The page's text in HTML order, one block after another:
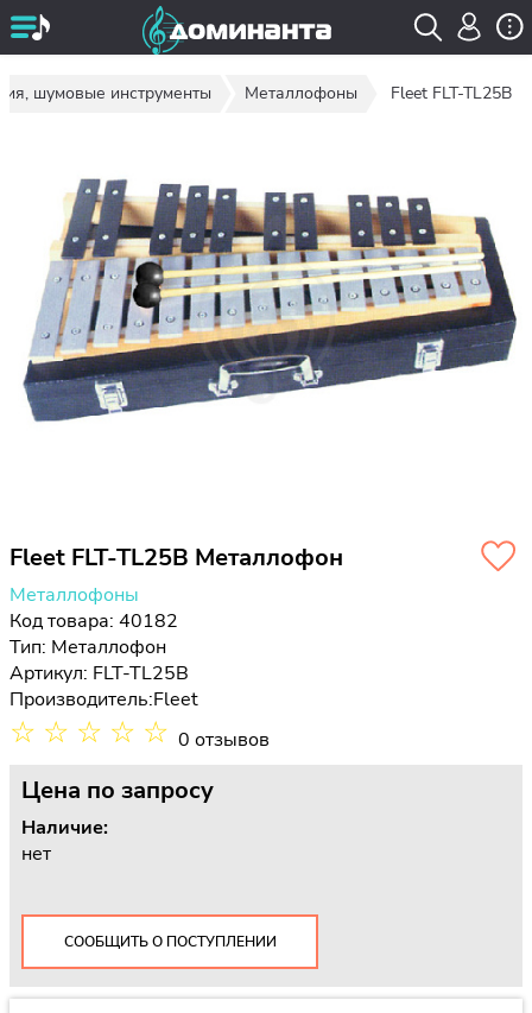
шумовые инструменты Металлофоны Fleet FLT-TL25B
Fleet FLT-TL25B Металлофон
Металлофоны
Код товара: 40182
Тип: Металлофон
Артикул: FLT-TL25B
Производитель:Fleet
☆ ☆ ☆ ☆ ☆ 0 отзывов
Цена по запросу
Наличие:
нет
СООБЩИТЬ О ПОСТУПЛЕНИИ